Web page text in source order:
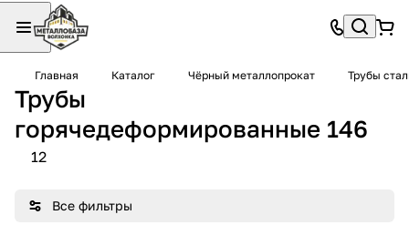
Главная Каталог Чёрный металлопрокат Трубы
Трубы
горячедеформированные 146
12
Все фильтры